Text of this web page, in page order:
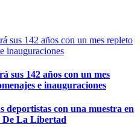
sus 142 años con un mes
e inauguraciones
deportistas con una muestra en
De La Libertad